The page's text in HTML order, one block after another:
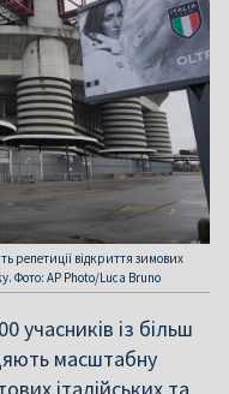
репетиції відкриття зимових
Фото: AP Photo/Luca Bruno
учасників із більш
масштабну